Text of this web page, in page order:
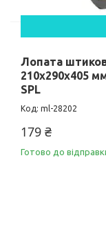
Лопата
210х290х405
SPL
ml-28202
179 ₴
Готово до